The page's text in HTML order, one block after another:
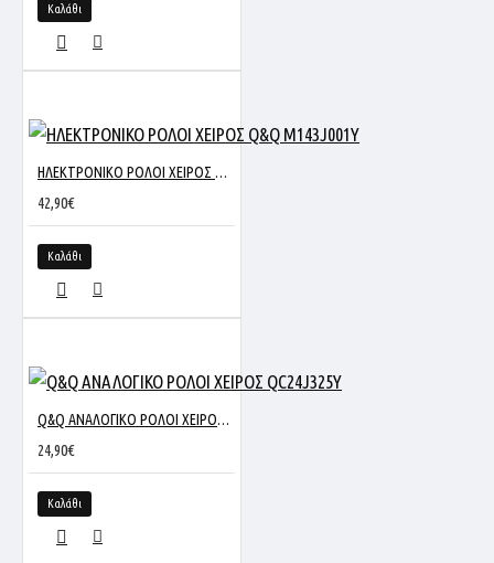
Καλάθι
ΗΛΕΚΤΡΟΝΙΚΟ ΡΟΛΟΙ ΧΕΙΡΟΣ Q&Q M143J001Y
42,90€
Καλάθι
Q&Q ΑΝΑΛΟΓΙΚΟ ΡΟΛΟΙ ΧΕΙΡΟΣ QC24J325Y
24,90€
Καλάθι